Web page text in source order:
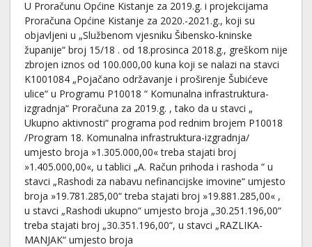
U Proračunu Općine Kistanje za 2019.g. i projekcijama
Proračuna Općine Kistanje za 2020.-2021.g., koji su
objavljeni u „Službenom vjesniku Šibensko-kninske
županije“ broj 15/18 . od 18.prosinca 2018.g., greškom nije
zbrojen iznos od 100.000,00 kuna koji se nalazi na stavci
K1001084 „Pojačano održavanje i proširenje Šubićeve
ulice“ u Programu P10018 “ Komunalna infrastruktura-
izgradnja“ Proračuna za 2019.g. , tako da u stavci „
Ukupno aktivnosti“ programa pod rednim brojem P10018
/Program 18. Komunalna infrastruktura-izgradnja/
umjesto broja »1.305.000,00« treba stajati broj
»1.405.000,00«, u tablici „A. Račun prihoda i rashoda “ u
stavci „Rashodi za nabavu nefinancijske imovine“ umjesto
broja »19.781.285,00“ treba stajati broj »19.881.285,00« ,
u stavci „Rashodi ukupno“ umjesto broja „30.251.196,00“
treba stajati broj „30.351.196,00“, u stavci „RAZLIKA-
MANJAK“ umjesto broja